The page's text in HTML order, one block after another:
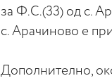
за Ф.С.(33) од с.
с. Арачиново е
Дополнително,